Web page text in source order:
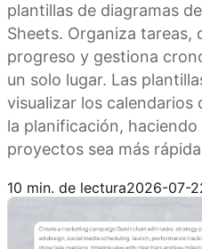
plantillas de diagramas
Sheets. Organiza tareas,
progreso y gestiona
un solo lugar. Las
visualizar los
la planificación,
proyectos sea más
10 min. de lectura2026-07-